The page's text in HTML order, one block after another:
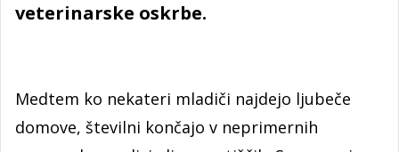
veterinarske oskrbe.
Medtem ko nekateri mladiči najdejo ljubeče
domove, številni končajo v neprimernih